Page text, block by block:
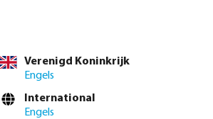
Verenigd Koninkrijk
Engels
International
Engels